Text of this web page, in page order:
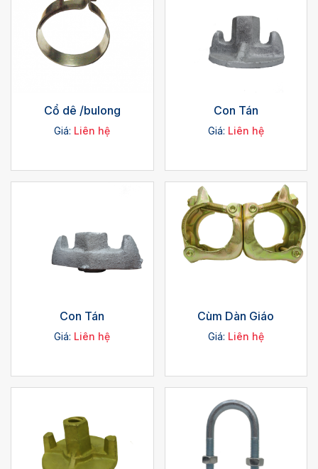
Cổ dê /bulong
Giá: Liên hệ
Con Tán
Giá: Liên hệ
Con Tán
Giá: Liên hệ
Cùm Dàn Giáo
Giá: Liên hệ